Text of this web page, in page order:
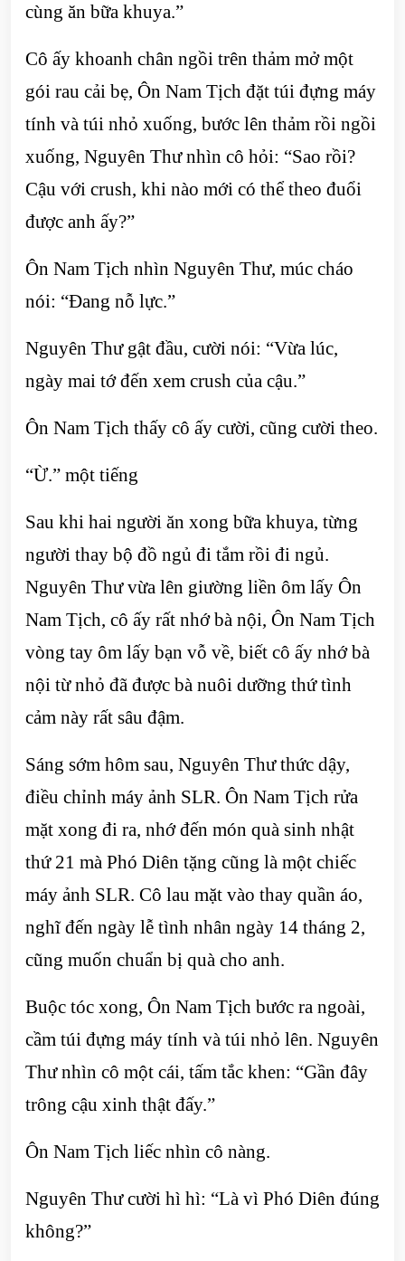
cùng ăn bữa khuya.”
Cô ấy khoanh chân ngồi trên thảm mở một
gói rau cải bẹ, Ôn Nam Tịch đặt túi đựng máy
tính và túi nhỏ xuống, bước lên thảm rồi ngồi
xuống, Nguyên Thư nhìn cô hỏi: “Sao rồi?
Cậu với crush, khi nào mới có thể theo đuổi
được anh ấy?”
Ôn Nam Tịch nhìn Nguyên Thư, múc cháo
nói: “Đang nỗ lực.”
Nguyên Thư gật đầu, cười nói: “Vừa lúc,
ngày mai tớ đến xem crush của cậu.”
Ôn Nam Tịch thấy cô ấy cười, cũng cười theo.
“Ừ.” một tiếng
Sau khi hai người ăn xong bữa khuya, từng
người thay bộ đồ ngủ đi tắm rồi đi ngủ.
Nguyên Thư vừa lên giường liền ôm lấy Ôn
Nam Tịch, cô ấy rất nhớ bà nội, Ôn Nam Tịch
vòng tay ôm lấy bạn vỗ về, biết cô ấy nhớ bà
nội từ nhỏ đã được bà nuôi dưỡng thứ tình
cảm này rất sâu đậm.
Sáng sớm hôm sau, Nguyên Thư thức dậy,
điều chỉnh máy ảnh SLR. Ôn Nam Tịch rửa
mặt xong đi ra, nhớ đến món quà sinh nhật
thứ 21 mà Phó Diên tặng cũng là một chiếc
máy ảnh SLR. Cô lau mặt vào thay quần áo,
nghĩ đến ngày lễ tình nhân ngày 14 tháng 2,
cũng muốn chuẩn bị quà cho anh.
Buộc tóc xong, Ôn Nam Tịch bước ra ngoài,
cầm túi đựng máy tính và túi nhỏ lên. Nguyên
Thư nhìn cô một cái, tấm tắc khen: “Gần đây
trông cậu xinh thật đấy.”
Ôn Nam Tịch liếc nhìn cô nàng.
Nguyên Thư cười hì hì: “Là vì ​​Phó Diên đúng
không?”